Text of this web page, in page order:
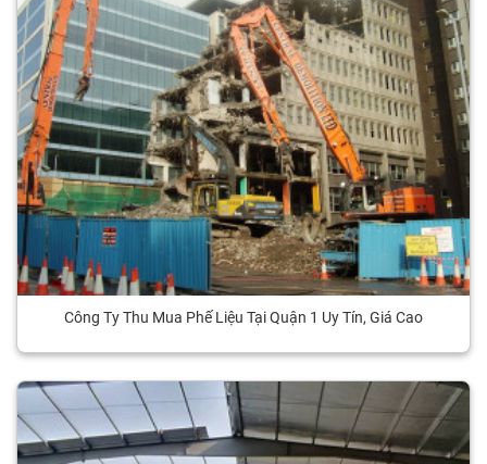
Công Ty Thu Mua Phế Liệu Tại Quận 1 Uy Tín, Giá Cao